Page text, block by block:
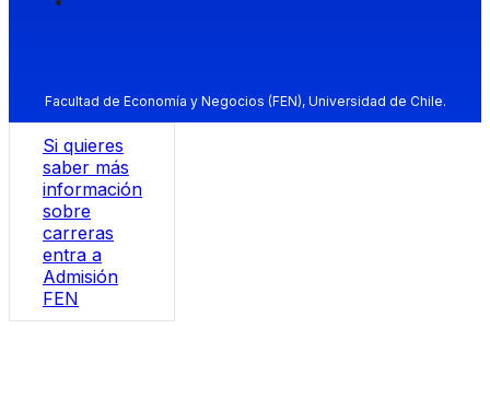
Facultad de Economía y Negocios (FEN), Universidad de Chile.
Si quieres
saber más
información
sobre
carreras
entra a
Admisión
FEN